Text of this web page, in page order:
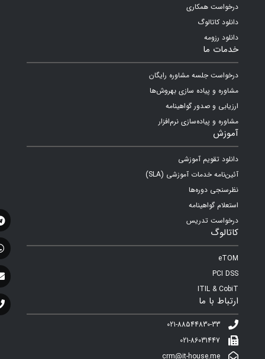
درخواست همکاری
دانلود کاتالوگ
دانلود رزومه
خدمات ما
درخواست جلسه مشاوره رایگان
مشاوره و پیاده سازی بهروش‌ها
ارزیابی و صدور گواهینامه
مشاوره و پیاده‌سازی نرم‌افزار
آموزش
دانلود تقویم آموزشی
آئین‌نامه خدمات آموزشی (SLA)
نظرسنجی دوره‌ها
استعلام گواهینامه
درخواست تدریس
کاتالوگ
eTOM
PCI DSS
ITIL & CobiT
ارتباط با ما
021-88544830-33
021-86031447
crm@it-house.me